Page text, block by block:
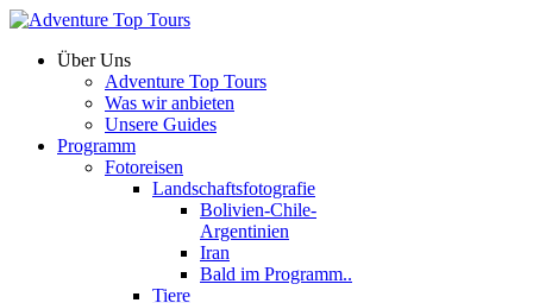
Über Uns
Adventure Top Tours
Was wir anbieten
Unsere Guides
Programm
Fotoreisen
Landschaftsfotografie
Bolivien-Chile-
Argentinien
Iran
Bald im Programm..
Tiere